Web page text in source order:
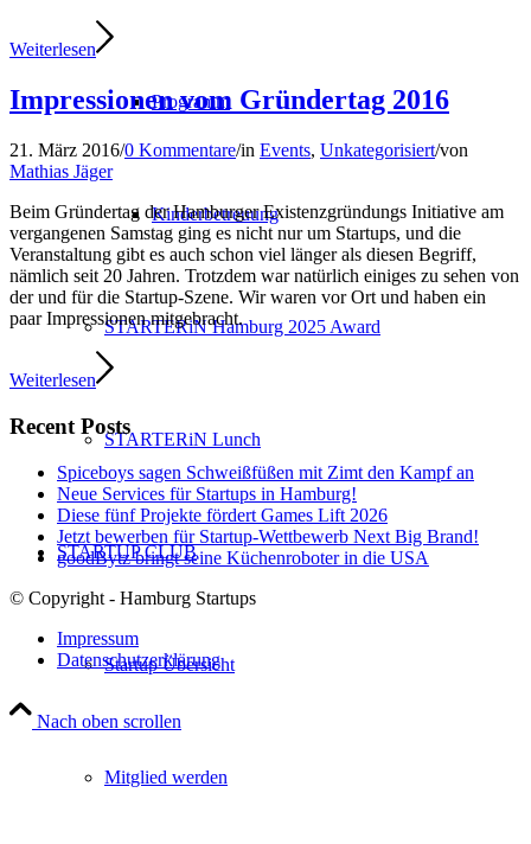
Programm
Kinderbetreuung
STARTERiN Hamburg 2025 Award
STARTERiN Lunch
STARTUP CLUB
Startup Übersicht
Mitglied werden
Weiterlesen
Impressionen vom Gründertag 2016
21. März 2016/0 Kommentare/in Events, Unkategorisiert/von
Mathias Jäger
Beim Gründertag der Hamburger Existenzgründungs Initiative am
vergangenen Samstag ging es nicht nur um Startups, und die
Veranstaltung gibt es auch schon viel länger als diesen Begriff,
nämlich seit 20 Jahren. Trotzdem war natürlich einiges zu sehen von
der und für die Startup-Szene. Wir waren vor Ort und haben ein
paar Impressionen mitgebracht.
Weiterlesen
Recent Posts
Spiceboys sagen Schweißfüßen mit Zimt den Kampf an
Neue Services für Startups in Hamburg!
Diese fünf Projekte fördert Games Lift 2026
Jetzt bewerben für Startup-Wettbewerb Next Big Brand!
goodBytz bringt seine Küchenroboter in die USA
© Copyright - Hamburg Startups
Impressum
Datenschutzerklärung
Nach oben scrollen